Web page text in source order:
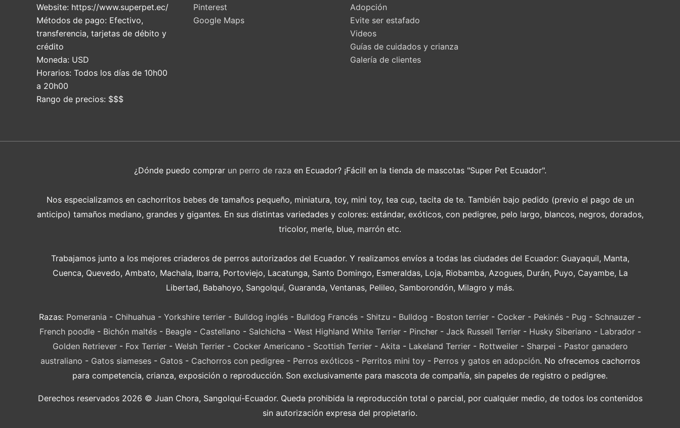
Website: https://www.superpet.ec/
Métodos de pago: Efectivo,
transferencia, tarjetas de débito y
crédito
Moneda: USD
Horarios: Todos los días de 10h00
a 20h00
Rango de precios: $$$
Pinterest
Google Maps
Adopción
Evite ser estafado
Videos
Guías de cuidados y crianza
Galería de clientes
¿Dónde puedo comprar un perro de raza en Ecuador? ¡Fácil! en la tienda de mascotas "Super Pet Ecuador".
Nos especializamos en cachorritos bebes de tamaños pequeño, miniatura, toy, mini toy, tea cup, tacita de te. También bajo pedido (previo el pago de un
anticipo) tamaños mediano, grandes y gigantes. En sus distintas variedades y colores: estándar, exóticos, con pedigree, pelo largo, blancos, negros, dorados,
tricolor, merle, blue, marrón etc.
Trabajamos junto a los mejores criaderos de perros autorizados del Ecuador. Y realizamos envíos a todas las ciudades del Ecuador: Guayaquil, Manta,
Cuenca, Quevedo, Ambato, Machala, Ibarra, Portoviejo, Lacatunga, Santo Domingo, Esmeraldas, Loja, Riobamba, Azogues, Durán, Puyo, Cayambe, La
Libertad, Babahoyo, Sangolquí, Guaranda, Ventanas, Pelileo, Samborondón, Milagro y más.
Razas: Pomerania - Chihuahua - Yorkshire terrier - Bulldog inglés - Bulldog Francés - Shitzu - Bulldog - Boston terrier - Cocker - Pekinés - Pug - Schnauzer -
French poodle- Bichón maltés- Beagle- Castellano - Salchicha - West Highland White Terrier- Pincher- Jack Russell Terrier- Husky Siberiano - Labrador-
Golden Retriever- Fox Terrier- Welsh Terrier- Cocker Americano - Scottish Terrier- Akita - Lakeland Terrier- Rottweiler- Sharpei - Pastor ganadero
australiano - Gatos siameses- Gatos- Cachorros con pedigree- Perros exóticos- Perritos mini toy- Perros y gatos en adopción. No ofrecemos cachorros
para competencia, crianza, exposición o reproducción. Son exclusivamente para mascota de compañía, sin papeles de registro o pedigree.
Derechos reservados 2026 © Juan Chora, Sangolquí-Ecuador. Queda prohibida la reproducción total o parcial, por cualquier medio, de todos los contenidos
sin autorización expresa del propietario.